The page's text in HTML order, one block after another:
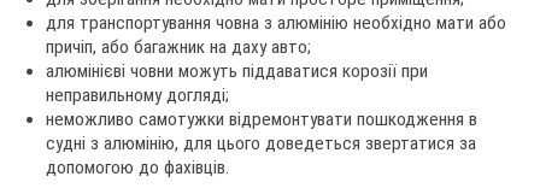
для транспортування човна з алюмінію необхідно мати або
причіп, або багажник на даху авто;
алюмінієві човни можуть піддаватися корозії при
неправильному догляді;
неможливо самотужки відремонтувати пошкодження в
судні з алюмінію, для цього доведеться звертатися за
допомогою до фахівців.